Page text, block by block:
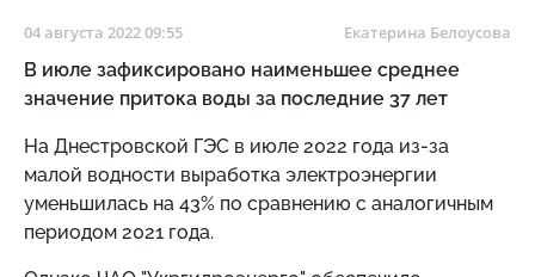
04 августа 2022 09:55 Екатерина Белоусова
В июле зафиксировано наименьшее среднее
значение притока воды за последние 37 лет
На Днестровской ГЭС в июле 2022 года из-за
малой водности выработка электроэнергии
уменьшилась на 43% по сравнению с аналогичным
периодом 2021 года.